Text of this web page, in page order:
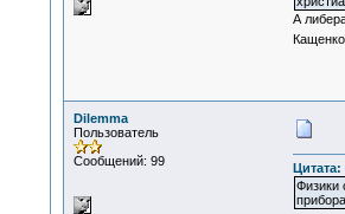
А
Dilemma
Пользователь
Сообщений: 99
Физики